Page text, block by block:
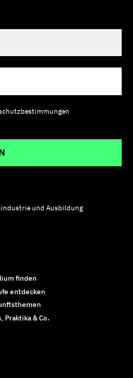
und Ausbildung
finden
entdecken
Praktika & Co.